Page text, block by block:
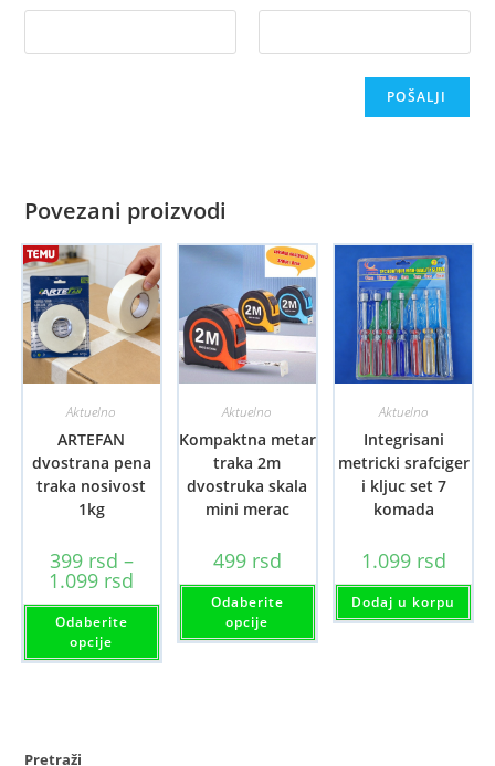
Povezani proizvodi
Aktuelno
ARTEFAN
dvostrana pena
traka nosivost
1kg
399 rsd –
1.099 rsd
od
1.099 rsd
Odaberite
opcije
Ovaj
ima
Aktuelno
Kompaktna metar
traka 2m
dvostruka skala
mini merac
499 rsd
Odaberite
opcije
Ovaj
proizvod
ima
Aktuelno
Integrisani
metricki srafciger
i kljuc set 7
komada
1.099 rsd
Dodaj u korpu
Pretraži